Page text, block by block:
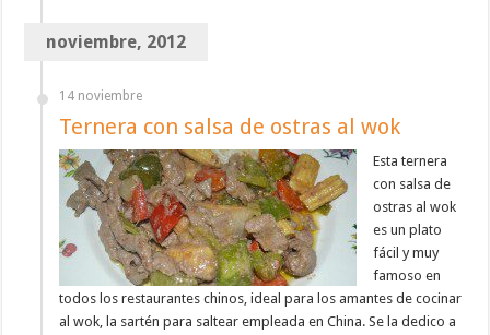
noviembre, 2012
14 noviembre
Ternera con salsa de ostras al wok
Esta ternera
con salsa de
ostras al wok
es un plato
fácil y muy
famoso en
todos los restaurantes chinos, ideal para los amantes de cocinar
al wok, la sartén para saltear empleada en China. Se la dedico a